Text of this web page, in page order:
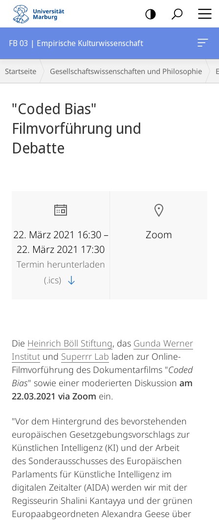
Mobile-
Navigation
FB 03 | Empirische Kulturwissenschaft
Breadcrumb-
Navigation
Startseite Gesellschaftswissenschaften und Philosophie
"Coded Bias"
Filmvorführung und
Debatte
22. März 2021 16:30 –
22. März 2021 17:30
Termin herunterladen
(.ics)
Zoom
Die Heinrich Böll Stiftung, das Gunda Werner
Institut und Superrr Lab laden zur Online-
Filmvorführung des Dokumentarfilms "Coded
Bias" sowie einer moderierten Diskussion am
22.03.2021 via Zoom ein.
"Vor dem Hintergrund des bevorstehenden
europäischen Gesetzgebungsvorschlags zur
Künstlichen Intelligenz (KI) und der Arbeit
des Sonderausschusses des Europäischen
Parlaments für Künstliche Intelligenz im
digitalen Zeitalter (AIDA) werden wir mit der
Regisseurin Shalini Kantayya und der grünen
Europaabgeordneten Alexandra Geese über